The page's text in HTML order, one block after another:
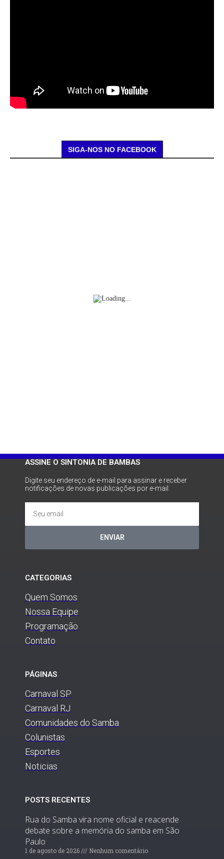
SIGA-NOS NO FACEBOOK
ASSINE O SINTONIA DE BAMBAS
Digite seu endereço de e-mail para assinar e receber
notificações de novas publicações por e-mail.
ENVIAR
CATEGORIAS
Quem Somos
Nossa Equipe
Programação
Contato
PÁGINAS
Carnaval SP
Carnaval RJ
Comunidades do Samba
Colunistas
Esportes
Noticias
POSTS RECENTES
Rua do Samba vira nome oficial e reacende
debate sobre a memória do samba em São
Paulo
1 de agosto de 2026 Nenhum comentário